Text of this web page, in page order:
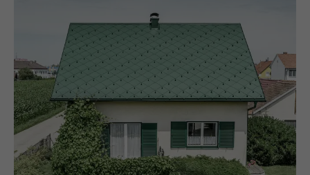
UTILITÉ
Est utilisé par Facebook pour afficher
une série de produits publicitaires, par
exemple des offres en temps réel
d'annonceurs tiers.
NOM IDE
FOURNISSEUR doubleclick.net